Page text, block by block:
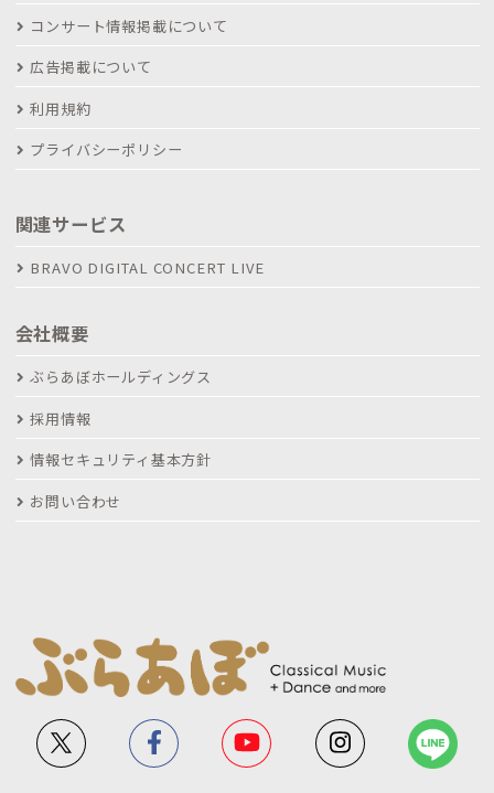
コンサート情報掲載について
広告掲載について
利用規約
プライバシーポリシー
関連サービス
BRAVO DIGITAL CONCERT LIVE
会社概要
ぶらあぼホールディングス
採用情報
情報セキュリティ基本方針
お問い合わせ